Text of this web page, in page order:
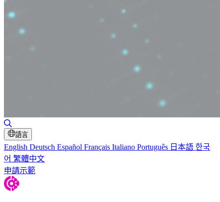
切換搜尋
語言
English Deutsch Español Français Italiano Português 日本語 한국
어 繁體中文
申請示範